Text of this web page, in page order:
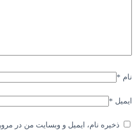
نام *
ایمیل *
ذخیره نام، ایمیل و وبسایت من در